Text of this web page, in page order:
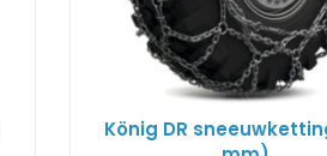
König DR